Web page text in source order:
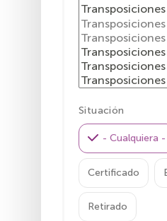
Situación
- Cualquiera -
Certificado
Retirado